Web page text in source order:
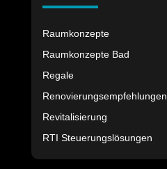
Raumkonzepte
Raumkonzepte Bad
Regale
Renovierungsempfehlungen
Revitalisierung
RTI Steuerungslösungen